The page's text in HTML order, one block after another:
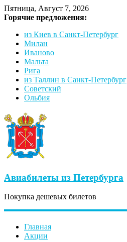
Пятница, Август 7, 2026
Горячие предложения:
из Киев в Санкт-Петербург
Милан
Иваново
Мальта
Рига
из Таллин в Санкт-Петербург
Советский
Ольбия
Авиабилеты из Петербурга
Покупка дешевых билетов
Главная
Акции